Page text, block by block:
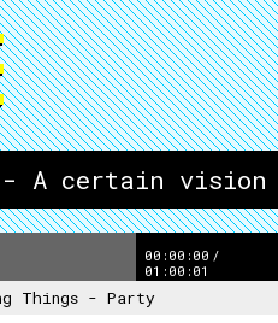
- A certain
00:00:00 /
01:00:01
Things - Party